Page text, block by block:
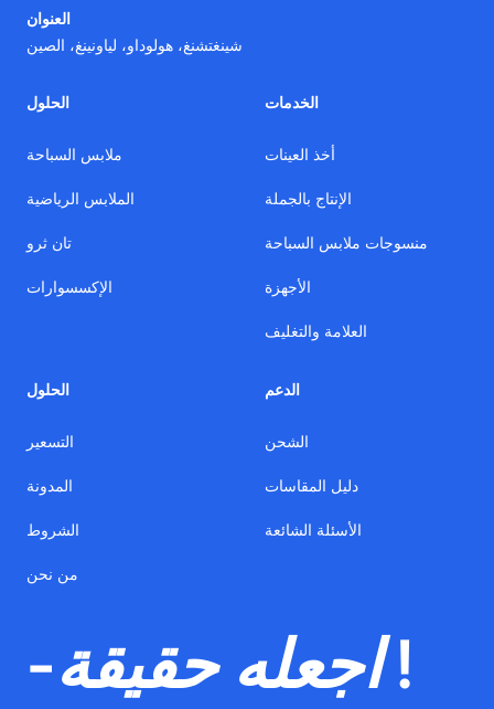
العنوان
شينغتشنغ، هولوداو، لياونينغ، الصين
الحلول
ملابس السباحة
الملابس الرياضية
تان ثرو
الإكسسوارات
الخدمات
أخذ العينات
الإنتاج بالجملة
منسوجات ملابس السباحة
الأجهزة
العلامة والتغليف
الحلول
التسعير
المدونة
الشروط
من نحن
الدعم
الشحن
دليل المقاسات
الأسئلة الشائعة
-اجعله حقيقة !